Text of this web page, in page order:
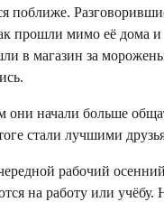
поближе.
прошли мимо её дома и
в магазин за
они начали больше
стали лучшими
рабочий
на работу или учёбу.